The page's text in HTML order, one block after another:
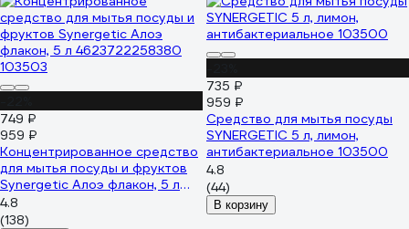
749 ₽
959 ₽
Концентрированное средство
для мытья посуды и фруктов
Synergetic Алоэ флакон, 5 л
4623722258380 103503
4.8
(138)
735 ₽
959 ₽
Средство для мытья посуды
SYNERGETIC 5 л, лимон,
антибактериальное 103500
4.8
(44)
В корзину